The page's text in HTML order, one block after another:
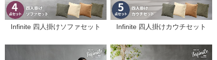
Infinite 四人掛けソファセット Infinite 四人掛けカウチセット